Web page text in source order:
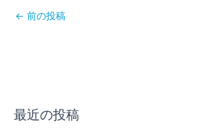
← 前の投稿
最近の投稿